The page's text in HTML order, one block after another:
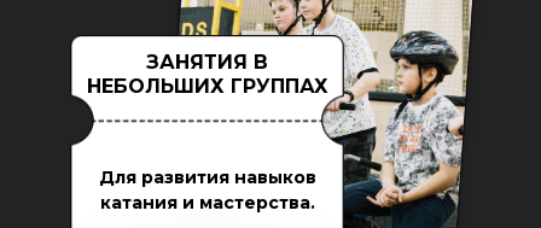
ЗАНЯТИЯ В
НЕБОЛЬШИХ ГРУППАХ
Для развития навыков
катания и мастерства.